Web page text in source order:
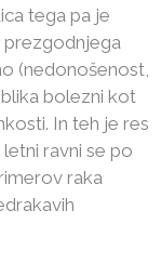
tega pa je
prezgodnjega
(nedonošenost,
bolezni kot
In teh je res
ravni se po
raka